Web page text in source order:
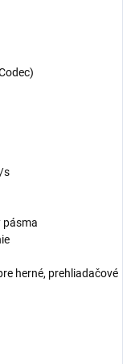
s
pásma
herné, prehliadačové